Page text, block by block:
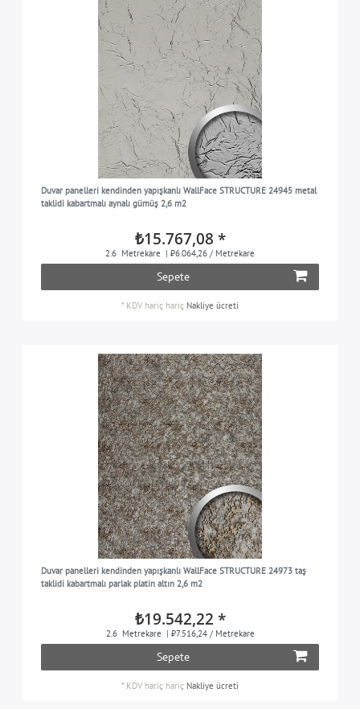
Duvar panelleri kendinden yapışkanlı WallFace STRUCTURE 24945 metal
taklidi kabartmalı aynalı gümüş 2,6 m2
₺15.767,08 *
2.6 Metrekare | ₺6.064,26 / Metrekare
Sepete
* KDV hariç hariç Nakliye ücreti
Duvar panelleri kendinden yapışkanlı WallFace STRUCTURE 24973 taş
taklidi kabartmalı parlak platin altın 2,6 m2
₺19.542,22 *
2.6 Metrekare | ₺7.516,24 / Metrekare
Sepete
* KDV hariç hariç Nakliye ücreti